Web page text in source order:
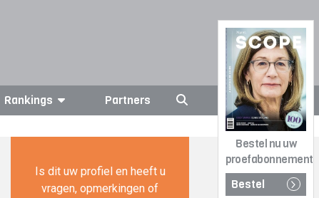
Bestel nu uw
proefabonnement
Bestel
Rankings Partners
Is dit uw profiel en heeft u
vragen, opmerkingen of